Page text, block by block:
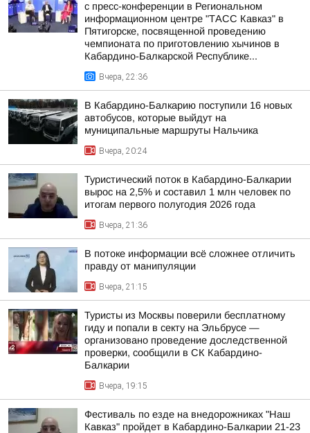
с пресс-конференции в Региональном
информационном центре "ТАСС Кавказ" в
Пятигорске, посвященной проведению
чемпионата по приготовлению хычинов в
Кабардино-Балкарской Республике...
Вчера, 22:36
В Кабардино-Балкарию поступили 16 новых
автобусов, которые выйдут на
муниципальные маршруты Нальчика
Вчера, 20:24
Туристический поток в Кабардино-Балкарии
вырос на 2,5% и составил 1 млн человек по
итогам первого полугодия 2026 года
Вчера, 21:36
В потоке информации всё сложнее отличить
правду от манипуляции
Вчера, 21:15
Туристы из Москвы поверили бесплатному
гиду и попали в секту на Эльбрусе —
организовано проведение доследственной
проверки, сообщили в СК Кабардино-
Балкарии
Вчера, 19:15
Фестиваль по езде на внедорожниках "Наш
Кавказ" пройдет в Кабардино-Балкарии 21-23